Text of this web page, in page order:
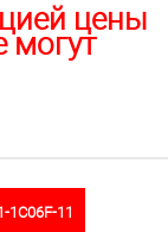
цены
могут
1C06F-11